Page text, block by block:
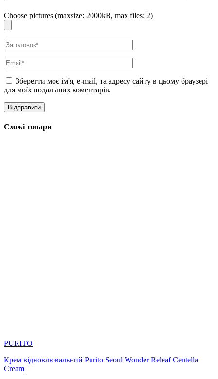
Choose pictures (maxsize: 2000kB, max files: 2)
Зберегти моє ім'я, e-mail, та адресу сайту в цьому браузері
для моїх подальших коментарів.
Схожі товари
PURITO
Крем відновлювальний Purito Seoul Wonder Releaf Centella
Cream